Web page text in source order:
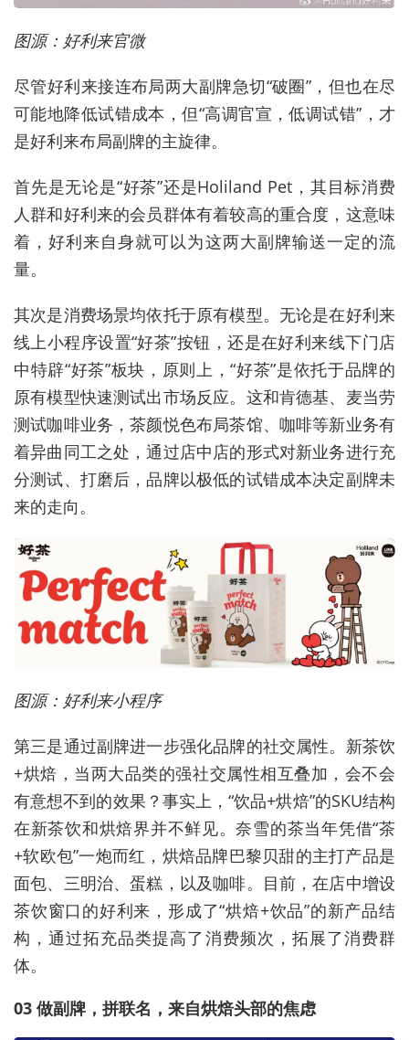
图源：好利来官微
尽管好利来接连布局两大副牌急切“破圈”，但也在尽
可能地降低试错成本，但“高调官宣，低调试错”，才
是好利来布局副牌的主旋律。
首先是无论是“好茶”还是Holiland Pet，其目标消费
人群和好利来的会员群体有着较高的重合度，这意味
着，好利来自身就可以为这两大副牌输送一定的流
量。
其次是消费场景均依托于原有模型。无论是在好利来
线上小程序设置“好茶”按钮，还是在好利来线下门店
中特辟“好茶”板块，原则上，“好茶”是依托于品牌的
原有模型快速测试出市场反应。这和肯德基、麦当劳
测试咖啡业务，茶颜悦色布局茶馆、咖啡等新业务有
着异曲同工之处，通过店中店的形式对新业务进行充
分测试、打磨后，品牌以极低的试错成本决定副牌未
来的走向。
图源：好利来小程序
第三是通过副牌进一步强化品牌的社交属性。新茶饮
+烘焙，当两大品类的强社交属性相互叠加，会不会
有意想不到的效果？事实上，“饮品+烘焙”的SKU结构
在新茶饮和烘焙界并不鲜见。奈雪的茶当年凭借“茶
+软欧包”一炮而红，烘焙品牌巴黎贝甜的主打产品是
面包、三明治、蛋糕，以及咖啡。目前，在店中增设
茶饮窗口的好利来，形成了“烘焙+饮品”的新产品结
构，通过拓充品类提高了消费频次，拓展了消费群
体。
03 做副牌，拼联名，来自烘焙头部的焦虑